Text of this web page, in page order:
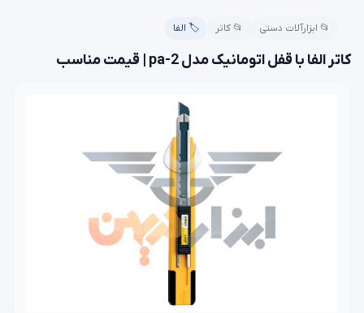
📂 ابزارآلات دستی 📂 کاتر 🏷️ الفا
کاتر الفا با قفل اتومانیک مدل pa-2 | قیمت مناسب